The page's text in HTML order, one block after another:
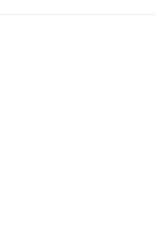
области на сайте